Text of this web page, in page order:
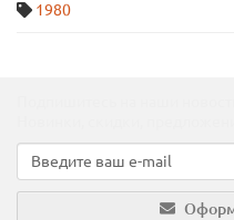
1980